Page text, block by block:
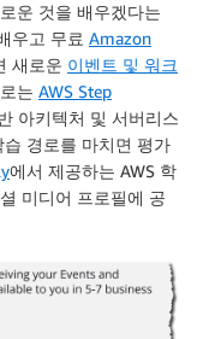
운 것을 배우겠다는
우고 무료 Amazon
새로운 이벤트 및 워크
는 AWS Step
아키텍처 및 서버리스
경로를 마치면 평가
에서 제공하는 AWS 학
미디어 프로필에 공